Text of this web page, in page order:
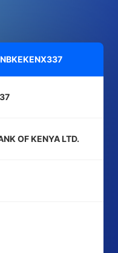
NBKEKENX337
OF KENYA LTD.